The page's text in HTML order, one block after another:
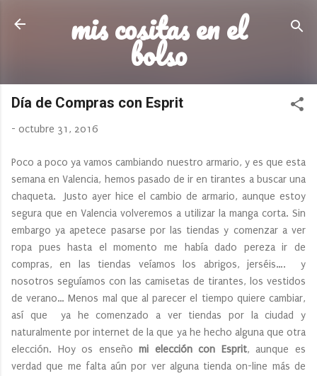
Ir al contenido principal
mis cositas en el
bolso
Día de Compras con Esprit
- octubre 31, 2016
Poco a poco ya vamos cambiando nuestro armario, y es que esta
semana en Valencia, hemos pasado de ir en tirantes a buscar una
chaqueta. Justo ayer hice el cambio de armario, aunque estoy
segura que en Valencia volveremos a utilizar la manga corta. Sin
embargo ya apetece pasarse por las tiendas y comenzar a ver
ropa pues hasta el momento me había dado pereza ir de
compras, en las tiendas veíamos los abrigos, jerséis…. y
nosotros seguíamos con las camisetas de tirantes, los vestidos
de verano… Menos mal que al parecer el tiempo quiere cambiar,
así que ya he comenzado a ver tiendas por la ciudad y
naturalmente por internet de la que ya he hecho alguna que otra
elección. Hoy os enseñomi elección con Esprit, aunque es
verdad que me falta aún por ver alguna tienda on-line más de